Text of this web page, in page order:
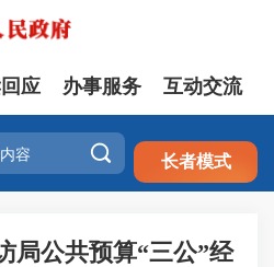
注册 登录
应 办事服务 互动交流
 长者模式
局公共预算“三公”经